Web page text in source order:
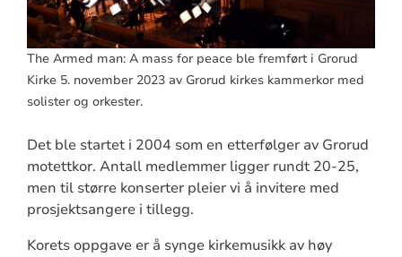
The Armed man: A mass for peace ble fremført i Grorud
Kirke 5. november 2023 av Grorud kirkes kammerkor med
solister og orkester.
Det ble startet i 2004 som en etterfølger av Grorud
motettkor. Antall medlemmer ligger rundt 20-25,
men til større konserter pleier vi å invitere med
prosjektsangere i tillegg.
Korets oppgave er å synge kirkemusikk av høy